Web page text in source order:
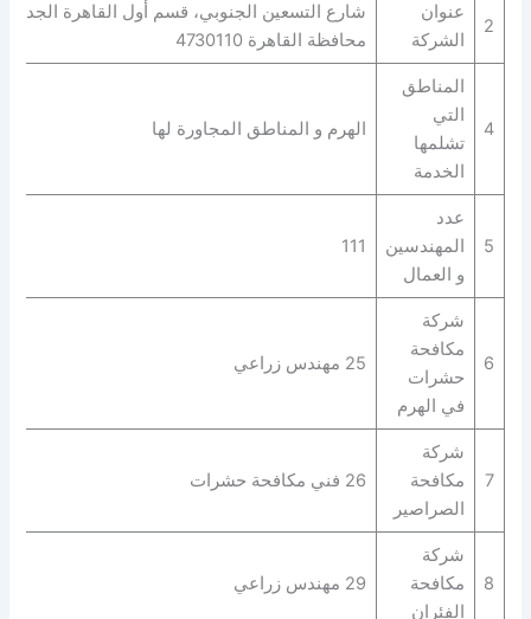
2
عنوان
الشركة
شارع التسعين الجنوبي، قسم أول القاهرة
محافظة القاهرة‬ 4730110
4
المناطق
التي
تشلمها
الخدمة
الهرم و المناطق المجاورة لها
5
عدد
المهندسين
و العمال
111
6
شركة
مكافحة
حشرات
في الهرم
25 مهندس زراعي
7
شركة
مكافحة
الصراصير
26 فني مكافحة حشرات
8
شركة
مكافحة
الفئران
29 مهندس زراعي